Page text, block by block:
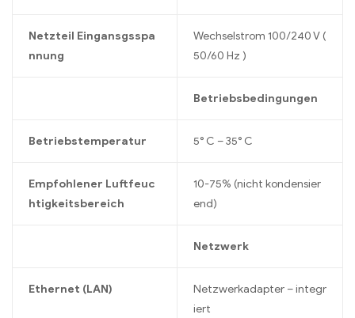
Netzteil Eingansgsspa
nnung
Wechselstrom 100/240 V (
50/60 Hz )
Betriebsbedingungen
Betriebstemperatur 5° C – 35° C
Empfohlener Luftfeuc
htigkeitsbereich
10-75% (nicht kondensier
end)
Netzwerk
Ethernet (LAN)
Netzwerkadapter – integr
iert